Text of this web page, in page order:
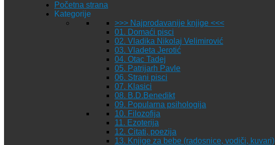
Početna strana
Kategorije
>>> Najprodavanije knjige <<<
01. Domaći pisci
02. Vladika Nikolaj Velimirović
03. Vladeta Jerotić
04. Otac Tadej
05. Patrijarh Pavle
06. Strani pisci
07. Klasici
08. B.D.Benedikt
09. Popularna psihologija
10. Filozofija
11. Ezoterija
12. Citati, poezija
13. Knjige za bebe (radosnice, vodiči, kuvari)